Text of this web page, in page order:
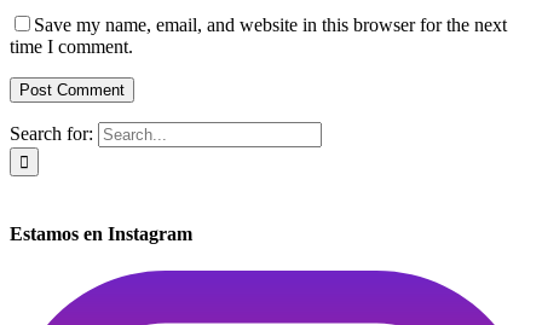
Save my name, email, and website in this browser for the next
time I comment.
Search for:
Estamos en Instagram